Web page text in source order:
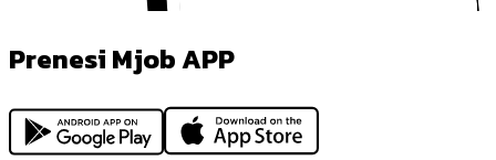
Prenesi Mjob APP